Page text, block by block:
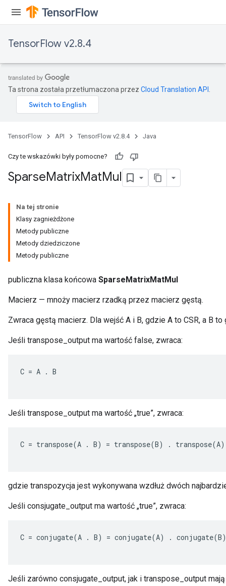
TensorFlow v2.8.4
Ta strona została przetłumaczona przez Cloud Translation API
TensorFlow API TensorFlow v2.8.4 Java
Czy te wskazówki były pomocne?
SparseMatrixMatMul
Na tej stronie
Klasy zagnieżdżone
Metody publiczne
Metody dziedziczone
Metody publiczne
publiczna klasa końcowa SparseMatrixMatMul
Macierz — mnoży macierz rzadką przez macierz gęstą.
Zwraca gęstą macierz. Dla wejść A i B, gdzie A to CSR, a B
Jeśli transpose_output ma wartość false, zwraca:
C = A . B
Jeśli transpose_output ma wartość „true”, zwraca:
C = transpose(A . B) = transpose(B) . transpose(A)
gdzie transpozycja jest wykonywana wzdłuż dwóch
Jeśli consjugate_output ma wartość „true”, zwraca:
C = conjugate(A . B) = conjugate(A) . conjugate(B)
Jeśli zarówno consjugate_output, jak i transpose_output mają